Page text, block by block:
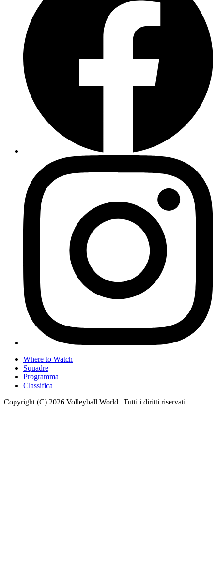
Where to Watch
Squadre
Programma
Classifica
Copyright (C) 2026 Volleyball World | Tutti i diritti riservati